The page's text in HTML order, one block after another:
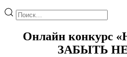
Онлайн
ЗАБЫТЬ